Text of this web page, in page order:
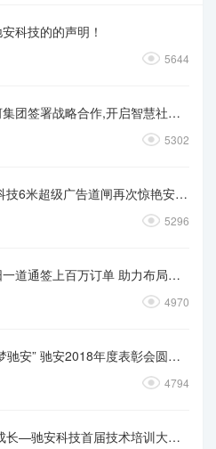
科技的的声明！
5644
驰安科技与星河集团签署战略合作,开启智慧社区新时代
5302
新品上市|驰安科技6米超级广告道闸再次惊艳安防行业
5296
驰安科技与阜阳一道通签上百万订单 助力布局华东市场
4970
“梦想起航，追梦驰安” 驰安2018年度表彰会圆满落幕！
4794
授之以渔,共同成长—驰安科技首届技术培训大会召开！